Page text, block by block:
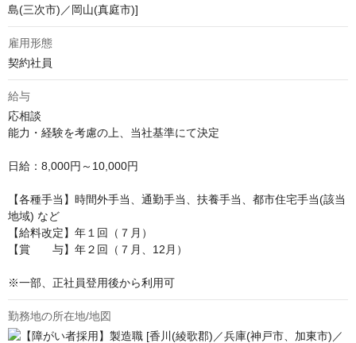
島(三次市)／岡山(真庭市)]
雇用形態
契約社員
給与
応相談
能力・経験を考慮の上、当社基準にて決定
日給：8,000円～10,000円
【各種手当】時間外手当、通勤手当、扶養手当、都市住宅手当(該当
地域) など
【給料改定】年１回（７月）
【賞　　与】年２回（７月、12月）
※一部、正社員登用後から利用可
勤務地の所在地/地図